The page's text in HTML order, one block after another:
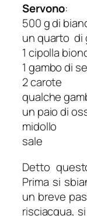
Servono:
500 g di
un quarto di
1 cipolla
1 gambo di
2 carote
qualche
un paio di
midollo
sale
Detto
Prima si
un breve
risciacqua,